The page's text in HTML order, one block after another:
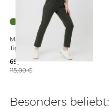
Mandala | Damen Yoga
Tights Slim Fit
69,95 €
115,00 €
Besonders beliebt: